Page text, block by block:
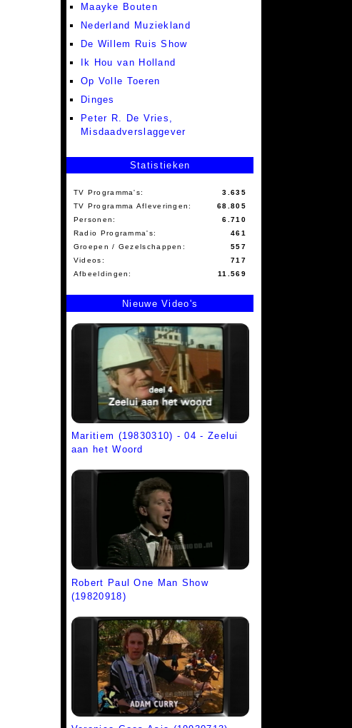
Maayke Bouten
Nederland Muziekland
De Willem Ruis Show
Ik Hou van Holland
Op Volle Toeren
Dinges
Peter R. De Vries,
Misdaadverslaggever
Statistieken
TV Programma's:
3.635
TV Programma Afleveringen:
68.805
Personen:
6.710
Radio Programma's:
461
Groepen / Gezelschappen:
557
Videos:
717
Afbeeldingen:
11.569
Nieuwe Video's
Maritiem (19830310) - 04 - Zeelui
aan het Woord
Robert Paul One Man Show
(19820918)